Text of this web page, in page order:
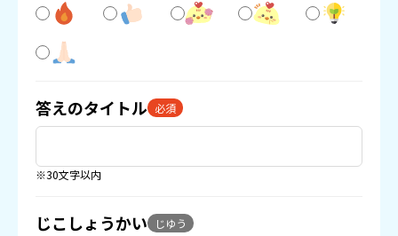
答えのタイトル 必須
※30文字以内
じこしょうかい じゆう